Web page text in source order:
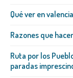
Qué ver en
Razones que
Ruta por los
paradas